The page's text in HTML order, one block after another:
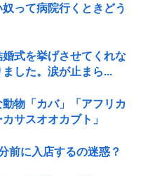
って病院行くときどう
婚式を挙げさせてくれな
した。涙が止まら...
物「カバ」「アフリカ
サスオオカブト」
前に入店するの迷惑？